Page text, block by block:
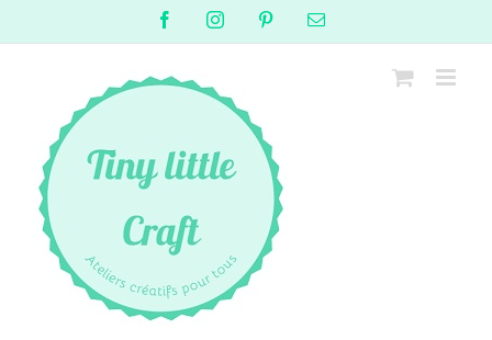
FacebookInstagramPinterestEmail